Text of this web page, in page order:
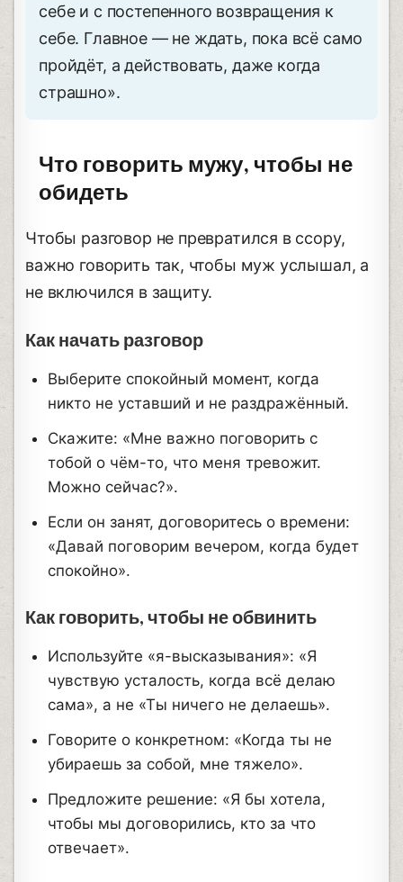
себе и с постепенного возвращения к
себе. Главное — не ждать, пока всё само
пройдёт, а действовать, даже когда
страшно».
Что говорить мужу, чтобы не
обидеть
Чтобы разговор не превратился в ссору,
важно говорить так, чтобы муж услышал, а
не включился в защиту.
Как начать разговор
Выберите спокойный момент, когда
никто не уставший и не раздражённый.
Скажите: «Мне важно поговорить с
тобой о чём-то, что меня тревожит.
Можно сейчас?».
Если он занят, договоритесь о времени:
«Давай поговорим вечером, когда будет
спокойно».
Как говорить, чтобы не обвинить
Используйте «я-высказывания»: «Я
чувствую усталость, когда всё делаю
сама», а не «Ты ничего не делаешь».
Говорите о конкретном: «Когда ты не
убираешь за собой, мне тяжело».
Предложите решение: «Я бы хотела,
чтобы мы договорились, кто за что
отвечает».